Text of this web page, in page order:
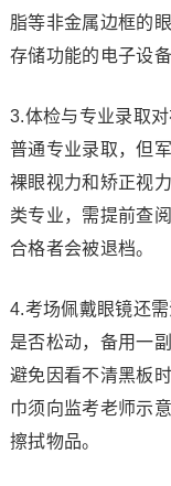
脂等非金属边框的
存储功能的电子设备
3.体检与专业录取
普通专业录取，但
裸眼视力和矫正视
类专业，需提前查
合格者会被退档。
4.考场佩戴眼镜还
是否松动，备用一
避免因看不清黑板
巾须向监考老师示
擦拭物品。